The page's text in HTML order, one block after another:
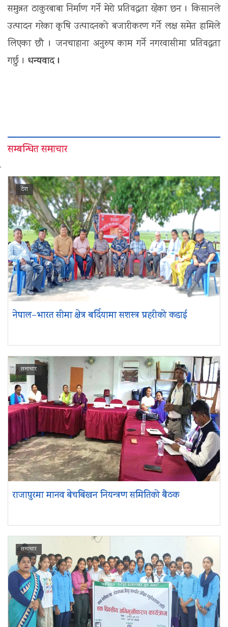
समुन्नत ठाकुरबाबा निर्माण गर्ने मेरो प्रतिवद्वता रहेका छन । किसानले
उत्पादन गरेका कृषि उत्पादनको बजारीकरण गर्ने लक्ष समेत हामिले
लिएका छौ । जनचाहाना अनुरुप काम गर्ने नगरवासीमा प्रतिवद्धता
गर्छु । धन्यवाद ।
सम्बन्धित समाचार
'
देश
नेपाल–भारत सीमा क्षेत्र बर्दियामा सशस्त्र प्रहरीको कडाई
समाचार
राजापुरमा मानव बेचबिखन नियन्त्रण समितिको बैठक
समाचार